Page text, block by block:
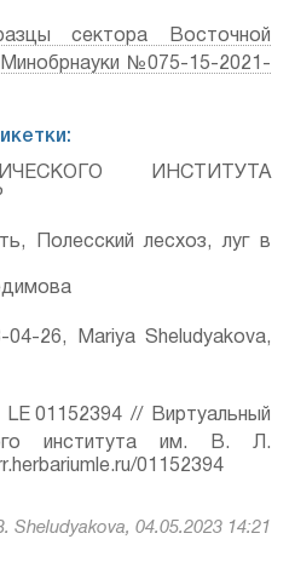
сектора Восточной
№075-15-2021-
ИНСТИТУТА
Полесский лесхоз, луг в
04-26, Mariya Sheludyakova,
01152394 // Виртуальный
института им. В. Л.
01152394
Sheludyakova, 04.05.2023 14:21